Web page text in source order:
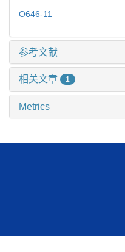
O646-11
参考文献
相关文章 1
Metrics